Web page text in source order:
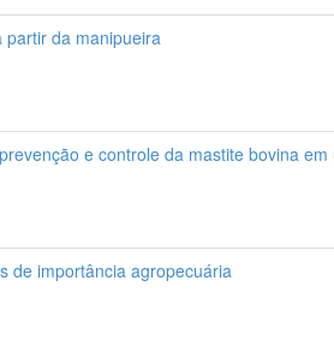
da manipueira
e controle da mastite bovina em
de importância agropecuária